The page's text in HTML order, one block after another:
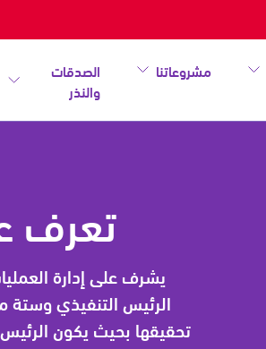
مشروعاتنا الصدقات
والنذر
تعرف
يشرف على إدارة
الرئيس التنفيذي
تحقيقها بحيث يكون